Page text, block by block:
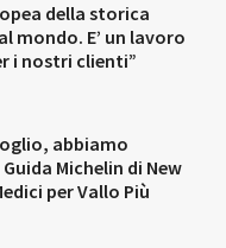
della storica
mondo. E’ un lavoro
i nostri clienti”
abbiamo
Michelin di New
per Vallo Più